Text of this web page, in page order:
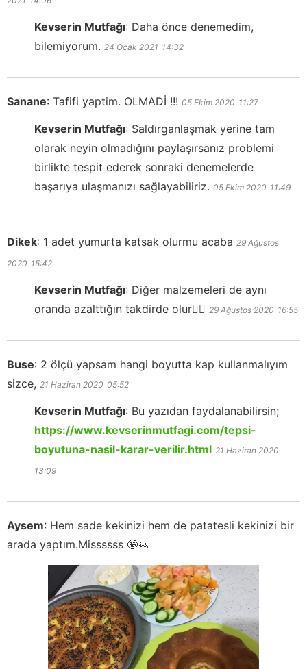
Kevserin Mutfağı: Daha önce denemedim,
bilemiyorum. 24 Ocak 2021 14:32
Sanane: Tafifi yaptim. OLMADİ !!! 05 Ekim 2020 11:27
Kevserin Mutfağı: Saldırganlaşmak yerine tam
olarak neyin olmadığını paylaşırsanız problemi
birlikte tespit ederek sonraki denemelerde
başarıya ulaşmanızı sağlayabiliriz. 05 Ekim 2020 11:49
Dikek: 1 adet yumurta katsak olurmu acaba 29 Ağustos
2020 15:42
Kevserin Mutfağı: Diğer malzemeleri de aynı
oranda azalttığın takdirde olur👍🏻 29 Ağustos 2020 16:55
Buse: 2 ölçü yapsam hangi boyutta kap kullanmalıyım
sizce, 21 Haziran 2020 05:52
Kevserin Mutfağı: Bu yazıdan faydalanabilirsin;
https://www.kevserinmutfagi.com/tepsi-
boyutuna-nasil-karar-verilir.html 21 Haziran 2020
13:09
Aysem: Hem sade kekinizi hem de patatesli kekinizi bir
arada yaptım.Missssss 🤩🙏